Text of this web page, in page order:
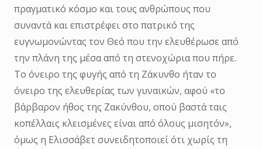
πραγματικό κόσμο και τους ανθρώπους που
συναντά και επιστρέφει στο πατρικό της
ευγνωμονώντας τον Θεό που την ελευθέρωσε από
την πλάνη της μέσα από τη στενοχώρια που πήρε.
Το όνειρο της φυγής από τη Ζάκυνθο ήταν το
όνειρο της ελευθερίας των γυναικών, αφού «το
βάρβαρον ήθος της Ζακύνθου, οπού βαστά ταις
κοπέλλαις κλεισμένες είναι από όλους μισητόν»,
όμως η Ελισσάβετ συνειδητοποιεί ότι χωρίς τη